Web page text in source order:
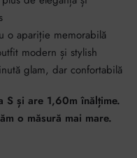
o apariție memorabilă
modern și stylish
glam, dar confortabilă
S și are 1,60m înălțime.
o măsură mai mare.